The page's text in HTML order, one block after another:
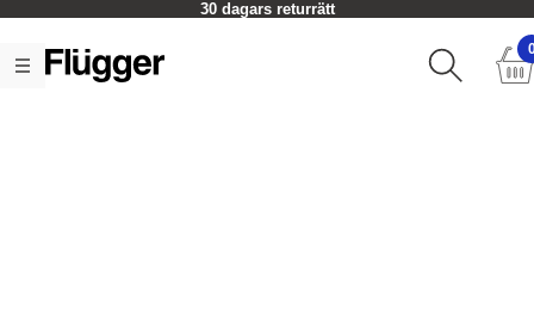
30 dagars returrätt